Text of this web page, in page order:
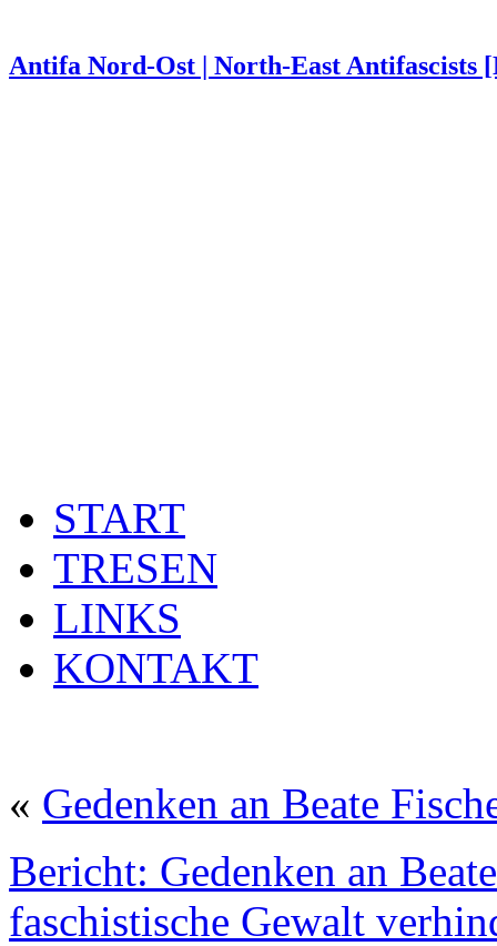
Antifa Nord-Ost | North-East Antifascists
START
TRESEN
LINKS
KONTAKT
« Gedenken an Beate
Bericht: Gedenken an
faschistische Gewalt